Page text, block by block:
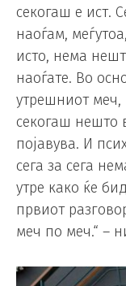
секогаш е ист.
наоѓам,
исто, нема
наоѓате. Во
утрешниот меч,
секогаш нешто
појавува. И
сега за сега
утре како ќе
првиот
меч по меч.“ –